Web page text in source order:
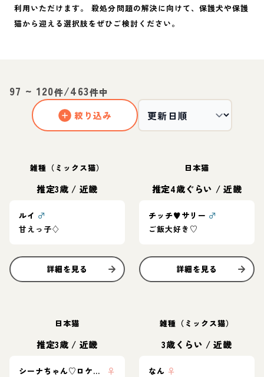
利用いただけます。 殺処分問題の解決に向けて、保護犬や保護
猫から迎える選択肢をぜひご検討ください。
97 ~120件/463件中
絞り込み
雑種（ミックス猫）
推定3歳 / 近畿
ルイ ♂
甘えっ子♢
詳細を見る
日本猫
推定4歳ぐらい / 近畿
チッチ♥︎サリー ♂
ご飯大好き♡
詳細を見る
日本猫
推定3歳 / 近畿
シーナちゃん♡ロケットくん
♀
雑種（ミックス猫）
3歳くらい /近畿
なん ♀